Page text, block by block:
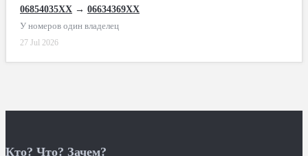
06854035XX → 06634369XX
У номеров один владелец
27 Jul 2026
Кто? Что? Зачем?